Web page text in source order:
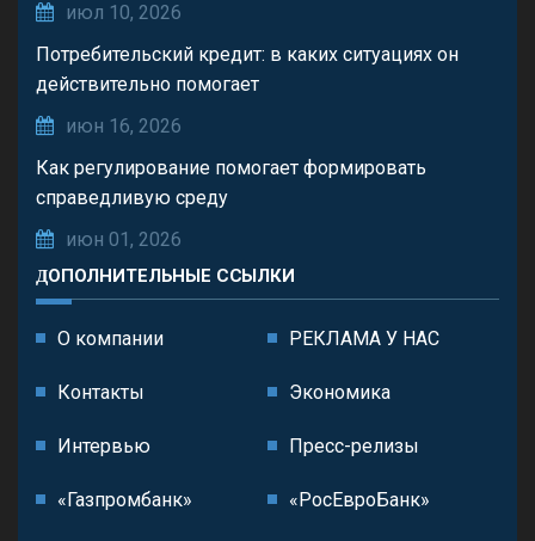
июл 10, 2026
Потребительский кредит: в каких ситуациях он
действительно помогает
июн 16, 2026
Как регулирование помогает формировать
справедливую среду
июн 01, 2026
ДОПОЛНИТЕЛЬНЫЕ ССЫЛКИ
О компании РЕКЛАМА У НАС
Контакты Экономика
Интервью Пресс-релизы
«Газпромбанк» «РосЕвроБанк»